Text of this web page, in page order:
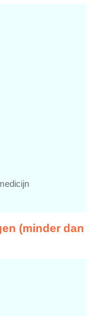
(minder dan